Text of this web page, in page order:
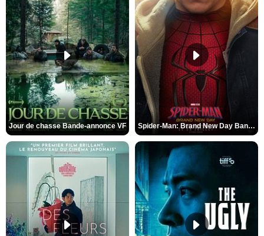
Jour de chasse Bande-annonce VF Spider-Man: Brand New Day Bande-annonce (3) VO STFR